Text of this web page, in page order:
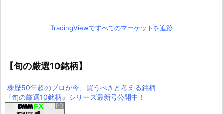
TradingViewですべてのマーケットを追跡
【旬の厳選10銘柄】
株歴50年超のプロが今、買うべきと考える銘柄
『旬の厳選10銘柄』シリーズ最新号公開中！